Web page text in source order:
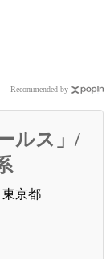
Recommended by
ルス」/
京都